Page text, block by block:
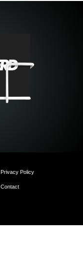
Privacy Policy
Contact